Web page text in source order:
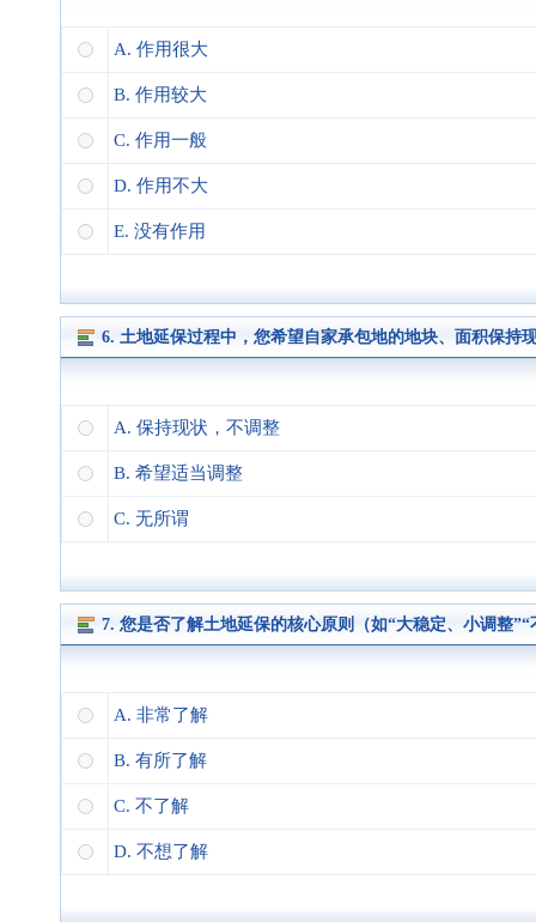
A. 作用很大
B. 作用较大
C. 作用一般
D. 作用不大
E. 没有作用
6. 土地延保过程中，您希望自家承包地的地块、面积保持
A. 保持现状，不调整
B. 希望适当调整
C. 无所谓
7. 您是否了解土地延保的核心原则（如“大稳定、小调整
A. 非常了解
B. 有所了解
C. 不了解
D. 不想了解